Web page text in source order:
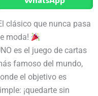
clásico que nunca pasa
moda!
es el juego de cartas
famoso del mundo,
el objetivo es
¡quedarte sin